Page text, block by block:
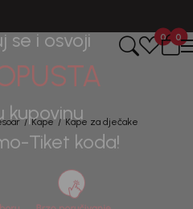
0 0
Kape
Kape za dječake
se i osvoji
kupovinu
Tiket koda!